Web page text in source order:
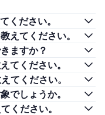
ください。
えてください。
ますか？
てください。
てください。
でしょうか。
ください。